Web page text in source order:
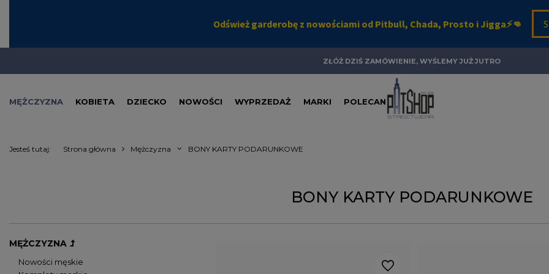
ZŁÓŻ DZIŚ ZAMÓWIENIE, WYŚLEMY JUŻ JUTRO
MĘŻCZYZNA KOBIETA DZIECKO NOWOŚCI WYPRZEDAŻ MARKI POLECANE
Jesteś tutaj: Strona główna Mężczyzna BONY KARTY PODARUNKOWE
MĘŻCZYZNA
Nowości męskie
BONY KARTY PODARUNKOWE